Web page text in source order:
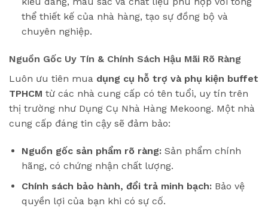
thể thiết kế của nhà hàng, tạo sự đồng bộ và
chuyên nghiệp.
Nguồn Gốc Uy Tín & Chính Sách Hậu Mãi Rõ Ràng
Luôn ưu tiên mua dụng cụ hỗ trợ và phụ kiện buffet
TPHCM từ các nhà cung cấp có tên tuổi, uy tín trên
thị trường như Dụng Cụ Nhà Hàng Mekoong. Một nhà
cung cấp đáng tin cậy sẽ đảm bảo:
Nguồn gốc sản phẩm rõ ràng:Sản phẩm chính
hãng, có chứng nhận chất lượng.
Chính sách bảo hành, đổi trả minh bạch:Bảo vệ
quyền lợi của bạn khi có sự cố.